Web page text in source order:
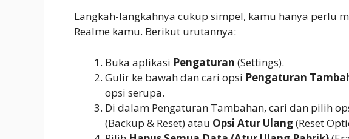
Langkah-langkahnya cukup simpel, kamu hanya perlu
Realme kamu. Berikut urutannya:
Buka aplikasi Pengaturan (Settings).
Gulir ke bawah dan cari opsi Pengaturan
opsi serupa.
Di dalam Pengaturan Tambahan, cari dan pilih
(Backup & Reset) atau Opsi Atur Ulang(Reset